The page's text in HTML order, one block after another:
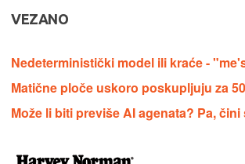
VEZANO
Nedeterministički model ili kraće -
Matične ploče uskoro poskupljuju za
Može li biti previše AI agenata? Pa,